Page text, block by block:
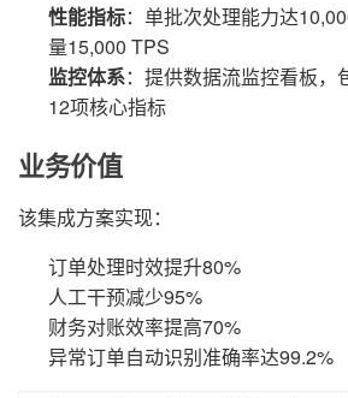
性能指标：单批次处理能力达
量15,000 TPS
监控体系：提供数据流监控看板，
12项核心指标
业务价值
该集成方案实现：
订单处理时效提升80%
人工干预减少95%
财务对账效率提高70%
异常订单自动识别准确率达99.2%